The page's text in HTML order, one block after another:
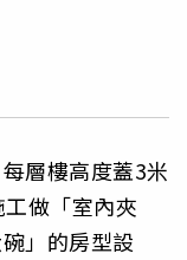
層樓高度蓋3米
做「室內夾
」的房型設